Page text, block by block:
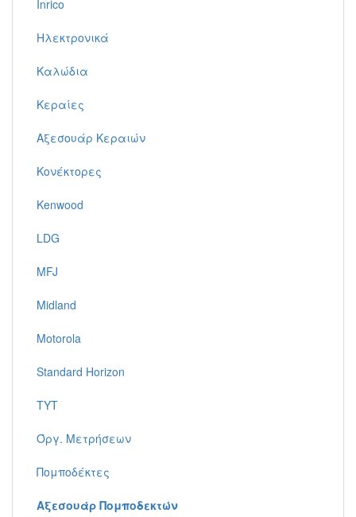
Inrico
Ηλεκτρονικά
Καλώδια
Κεραίες
Αξεσουάρ Κεραιών
Κονέκτορες
Kenwood
LDG
MFJ
Midland
Motorola
Standard Horizon
TYT
Όργ. Μετρήσεων
Πομποδέκτες
Αξεσουάρ Πομποδεκτών